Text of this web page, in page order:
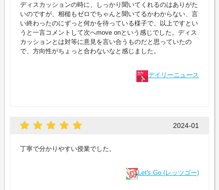
ディスカッションの時に、しっかり聞いてくれるのはありがた
いのですが、相槌もゼロでちゃんと聞いてるかわからない、言
い終わったのにずっと何かを待っている様子で、以上ですとい
うと一言コメントして次へmove onという感じでした。ディス
カッションとは対等に意見を言い合うものだと思っていたの
で、方向性がちょっと合わないなと感じました。
デイリーニュース
2024-01
丁寧で分かりやすい授業でした。
Let's Go (レッツゴー)